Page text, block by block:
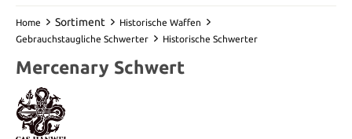
Home Sortiment
Historische Waffen
Gebrauchstaugliche Schwerter
Historische Schwerter
Mercenary Schwert